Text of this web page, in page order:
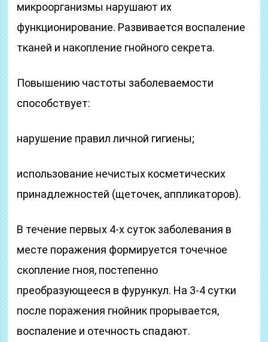
микроорганизмы нарушают их
функционирование. Развивается воспаление
тканей и накопление гнойного секрета.
Повышению частоты заболеваемости
способствует:
нарушение правил личной гигиены;
использование нечистых косметических
принадлежностей (щеточек, аппликаторов).
В течение первых 4-х суток заболевания в
месте поражения формируется точечное
скопление гноя, постепенно
преобразующееся в фурункул. На 3-4 сутки
после поражения гнойник прорывается,
воспаление и отечность спадают.